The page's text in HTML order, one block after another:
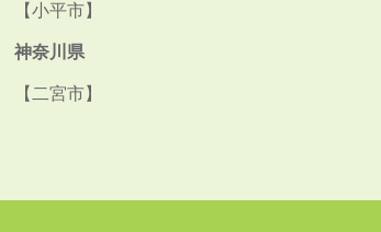
【小平市】
神奈川県
【二宮市】